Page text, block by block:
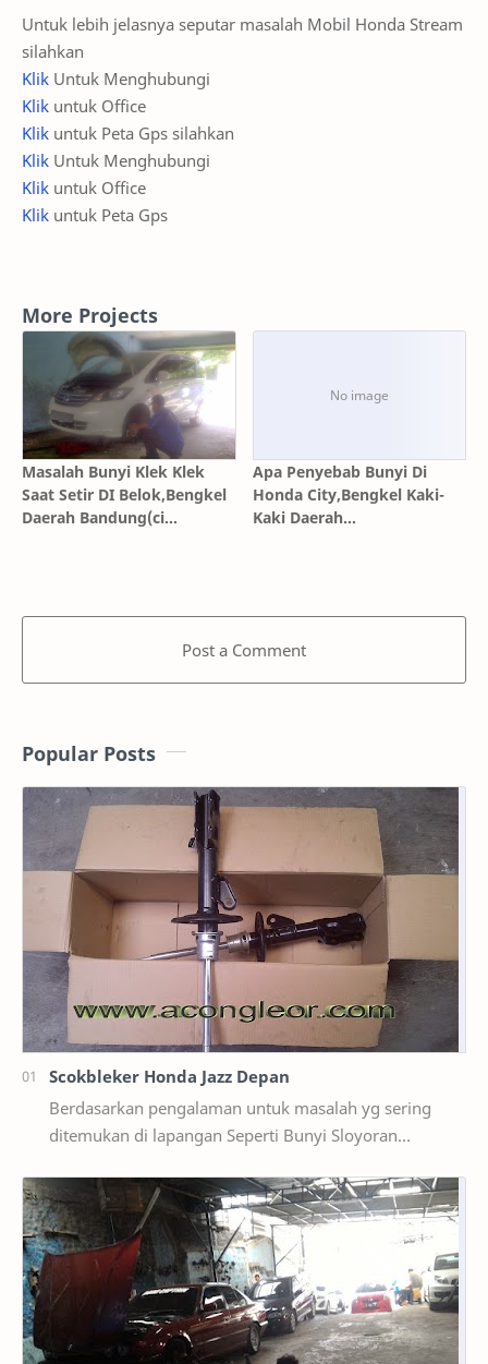
Untuk lebih jelasnya seputar masalah Mobil Honda Stream
silahkan
Klik Untuk Menghubungi
Klik untuk Office
Klik untuk Peta Gps silahkan
Klik Untuk Menghubungi
Klik untuk Office
Klik untuk Peta Gps
More Projects
Masalah Bunyi Klek Klek
Saat Setir DI Belok,Bengkel
Daerah Bandung(ci
Apa Penyebab Bunyi Di
Honda City,Bengkel Kaki-
Kaki Daerah
Post a Comment
Popular Posts
Scokbleker Honda Jazz Depan
Berdasarkan pengalaman untuk masalah yg sering
ditemukan di lapangan Seperti Bunyi Sloyoran